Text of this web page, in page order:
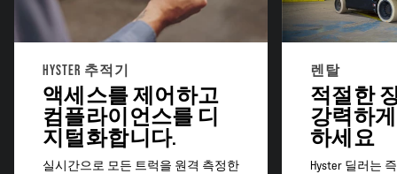
HYSTER 추적기
액세스를 제어하고
컴플라이언스를 디
지털화합니다.
실시간으로 모든 트럭을 원격 측정한
렌탈
적절한
강력하
하세요
Hyster 딜러는